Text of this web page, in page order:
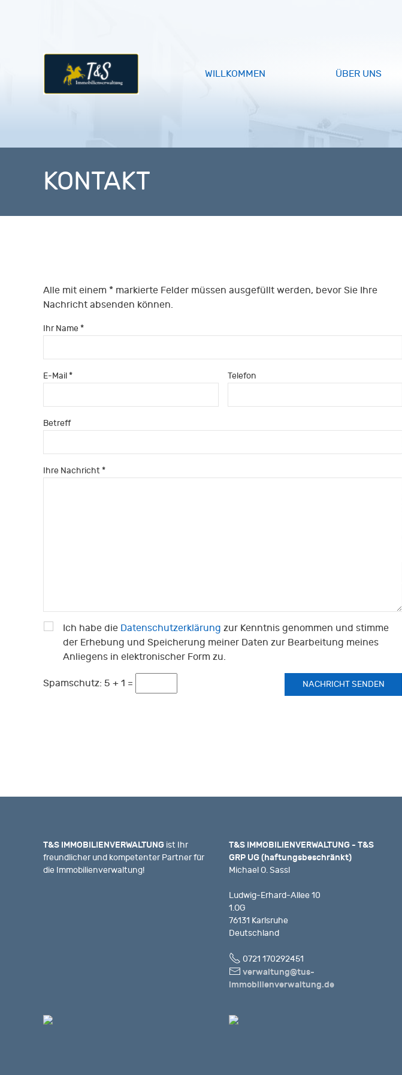
WILLKOMMEN ÜBER UNS
KONTAKT
Alle mit einem * markierte Felder müssen ausgefüllt werden, bevor Sie Ihre
Nachricht absenden können.
Ihr Name *
E-Mail * Telefon
Betreff
Ihre Nachricht *
Ich habe die Datenschutzerklärung zur Kenntnis genommen und stimme
der Erhebung und Speicherung meiner Daten zur Bearbeitung meines
Anliegens in elektronischer Form zu.
Spamschutz: 5 + 1 =
T&S IMMOBILIENVERWALTUNG ist Ihr
freundlicher und kompetenter Partner für
die Immobilienverwaltung!
T&S IMMOBILIENVERWALTUNG - T&S
GRP UG (haftungsbeschränkt)
Michael O. Sassl
Ludwig-Erhard-Allee 10
1.OG
76131 Karlsruhe
Deutschland
Fon 0721 170292451
E-
Mail
verwaltung@tus-
immobilienverwaltung.de